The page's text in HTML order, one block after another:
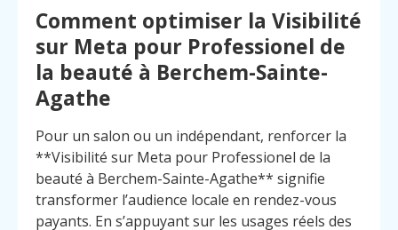
Comment optimiser la Visibilité
sur Meta pour Professionel de
la beauté à Berchem-Sainte-
Agathe
Pour un salon ou un indépendant, renforcer la
**Visibilité sur Meta pour Professionel de la
beauté à Berchem-Sainte-Agathe** signifie
transformer l’audience locale en rendez-vous
payants. En s’appuyant sur les usages réels des